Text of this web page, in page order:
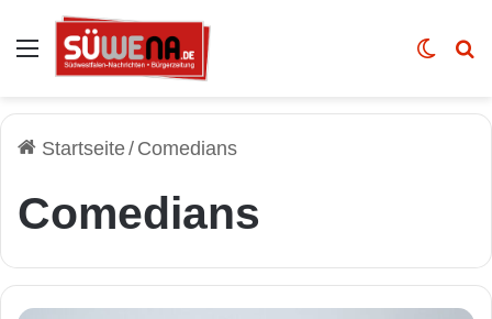
Auswahl Skin
Startseite/ Comedians
Comedians